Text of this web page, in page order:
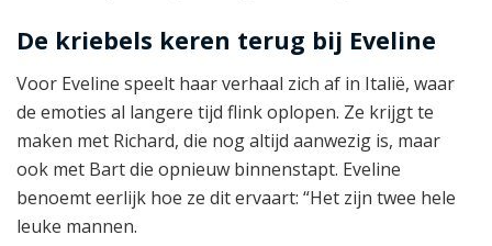
De kriebels keren terug bij Eveline
Voor Eveline speelt haar verhaal zich af in Italië, waar
de emoties al langere tijd flink oplopen. Ze krijgt te
maken met Richard, die nog altijd aanwezig is, maar
ook met Bart die opnieuw binnenstapt. Eveline
benoemt eerlijk hoe ze dit ervaart: “Het zijn twee hele
leuke mannen.